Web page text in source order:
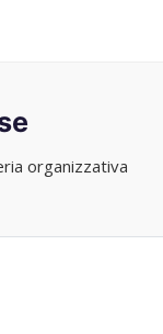
organizzativa